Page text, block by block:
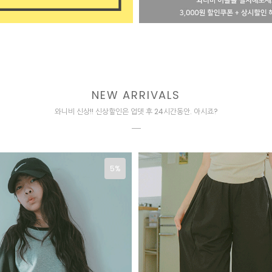
NEW ARRIVALS
와니비 신상!! 신상할인은 업뎃 후 24시간동안. 아시죠?
5%